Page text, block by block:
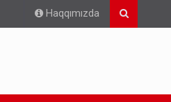
Haqqımızda